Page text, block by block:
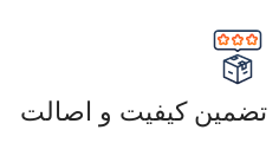
تضمین کیفیت و اصالت